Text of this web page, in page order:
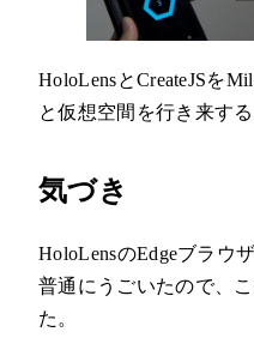
HoloLensとCreateJSを
と仮想空間を行き来する
気づき
HoloLensのEdgeブラウ
普通にうごいたので、
た。